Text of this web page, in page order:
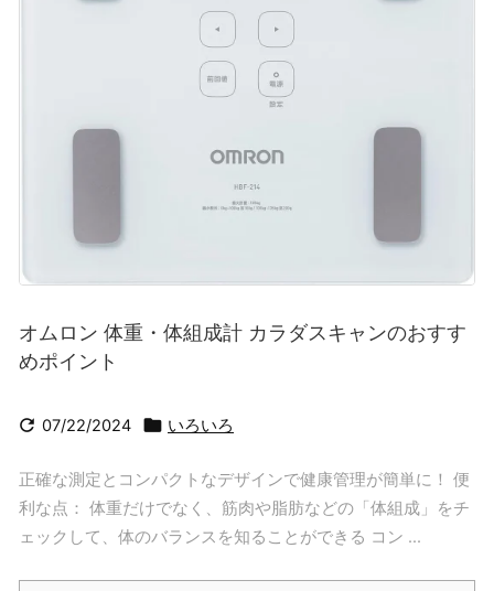
オムロン 体重・体組成計 カラダスキャンのおすす
めポイント
 07/22/2024  いろいろ
正確な測定とコンパクトなデザインで健康管理が簡単に！ 便
利な点： 体重だけでなく、筋肉や脂肪などの「体組成」をチ
ェックして、体のバランスを知ることができる コン ...